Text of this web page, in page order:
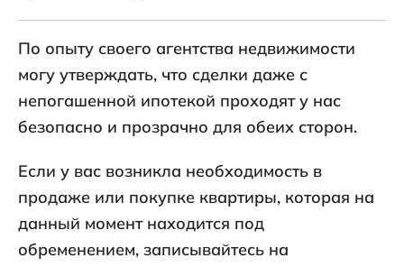
По опыту своего агентства недвижимости
могу утверждать, что сделки даже с
непогашенной ипотекой проходят у нас
безопасно и прозрачно для обеих сторон.
Если у вас возникла необходимость в
продаже или покупке квартиры, которая на
данный момент находится под
обременением, записывайтесь на